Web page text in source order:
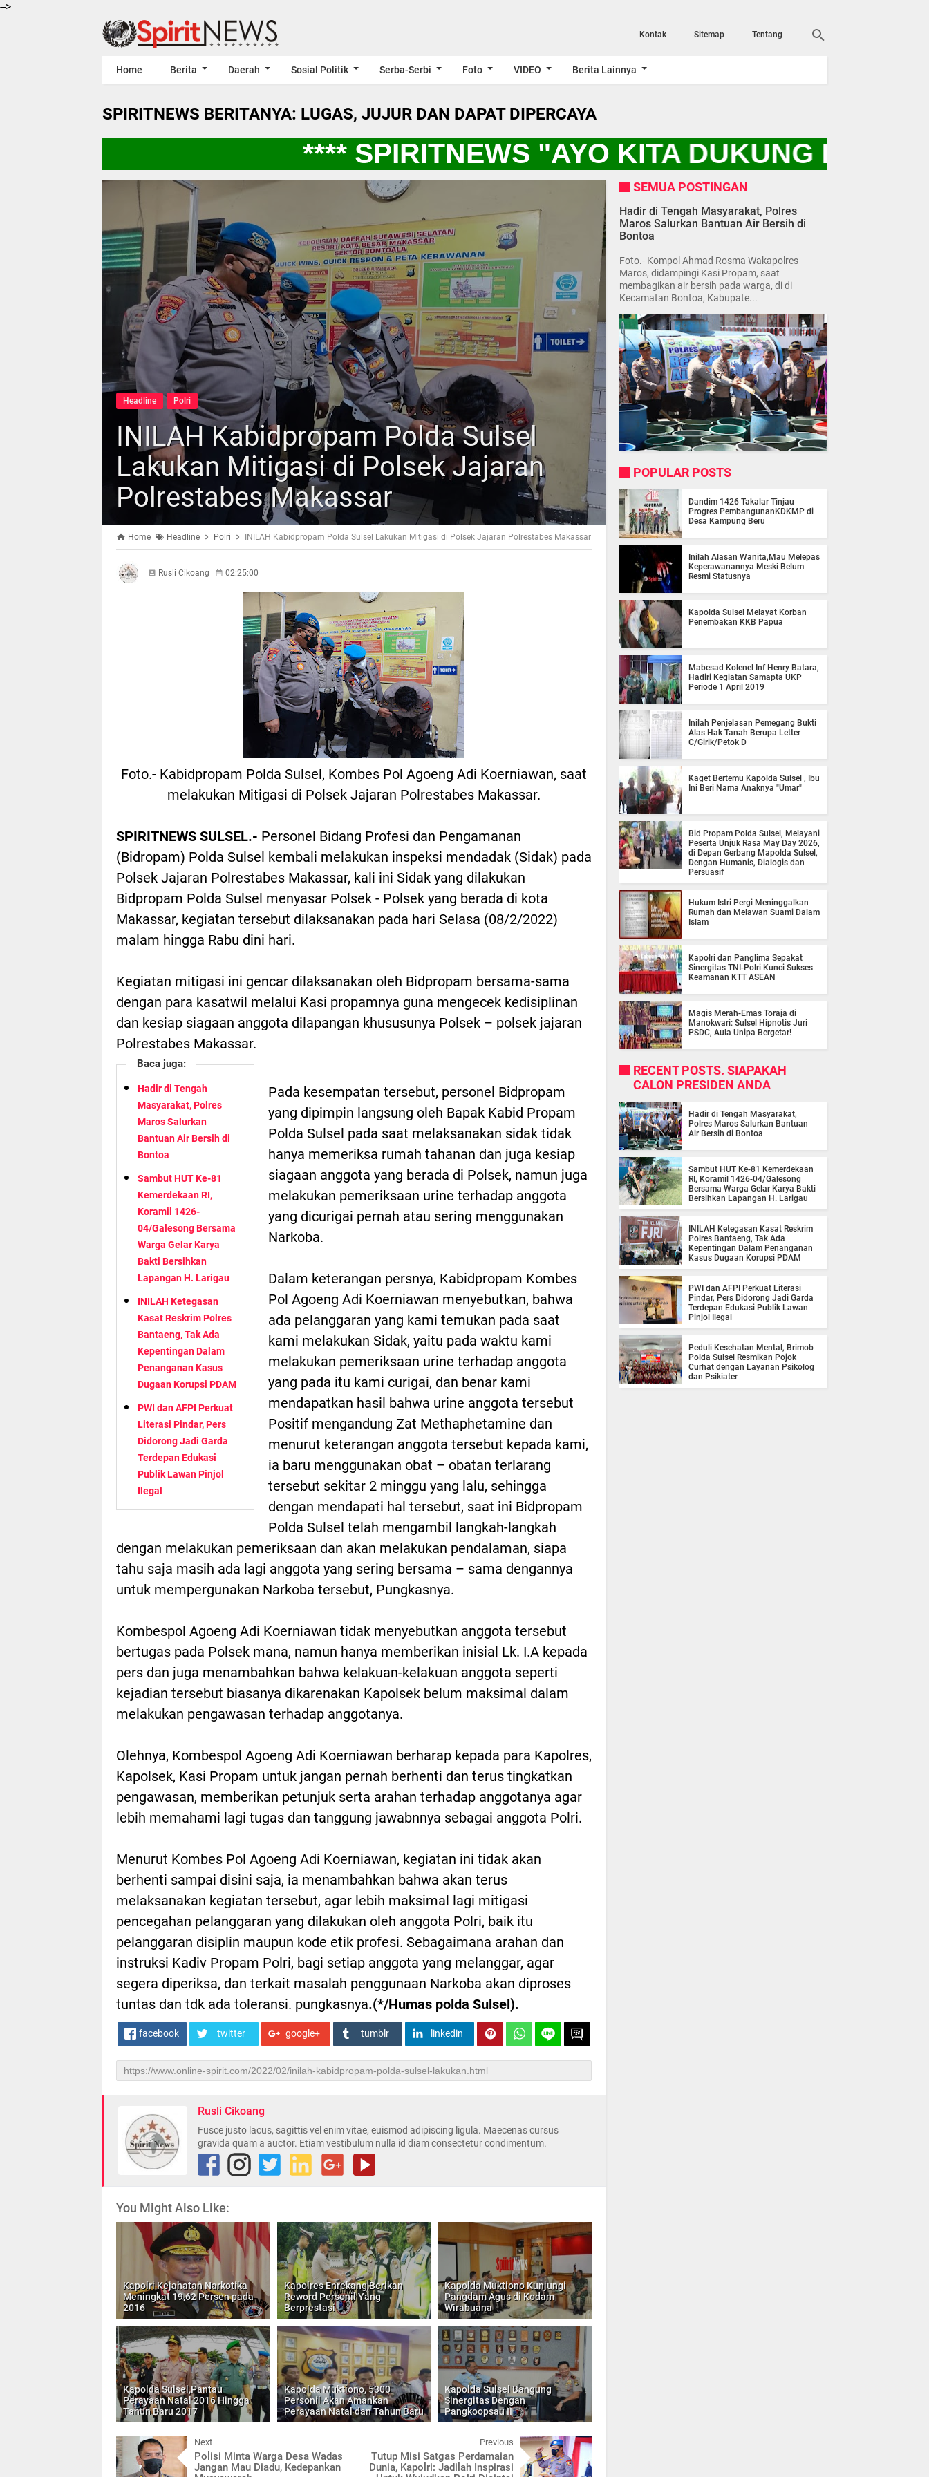
-->
Kontak Sitemap Tentang
Home Berita Daerah Sosial Politik Serba-Serbi Foto VIDEO Berita Lainnya
SPIRITNEWS BERITANYA: LUGAS, JUJUR DAN DAPAT DIPERCAYA
**** SPIRITNEWS "AYO KITA DUKUNG
Headline Polri
INILAH Kabidpropam Polda Sulsel
Lakukan Mitigasi di Polsek Jajaran
Polrestabes Makassar
Home Headline Polri INILAH Kabidpropam Polda Sulsel Lakukan Mitigasi di Polsek Jajaran Polrestabes Makassar
Rusli Cikoang 02:25:00
Foto.- Kabidpropam Polda Sulsel, Kombes Pol Agoeng Adi Koerniawan, saat
melakukan Mitigasi di Polsek Jajaran Polrestabes Makassar.
SPIRITNEWS SULSEL.- Personel Bidang Profesi dan Pengamanan
(Bidropam) Polda Sulsel kembali melakukan inspeksi mendadak (Sidak) pada
Polsek Jajaran Polrestabes Makassar, kali ini Sidak yang dilakukan
Bidpropam Polda Sulsel menyasar Polsek - Polsek yang berada di kota
Makassar, kegiatan tersebut dilaksanakan pada hari Selasa (08/2/2022)
malam hingga Rabu dini hari.
Kegiatan mitigasi ini gencar dilaksanakan oleh Bidpropam bersama-sama
dengan para kasatwil melalui Kasi propamnya guna mengecek kedisiplinan
dan kesiap siagaan anggota dilapangan khususunya Polsek – polsek jajaran
Polrestabes Makassar.
Baca juga:
Hadir di Tengah
Masyarakat, Polres
Maros Salurkan
Bantuan Air Bersih di
Bontoa
Sambut HUT Ke-81
Kemerdekaan RI,
Koramil 1426-
04/Galesong Bersama
Warga Gelar Karya
Bakti Bersihkan
Lapangan H. Larigau
INILAH Ketegasan
Kasat Reskrim Polres
Bantaeng, Tak Ada
Kepentingan Dalam
Penanganan Kasus
Dugaan Korupsi PDAM
PWI dan AFPI Perkuat
Literasi Pindar, Pers
Didorong Jadi Garda
Terdepan Edukasi
Publik Lawan Pinjol
Ilegal
Pada kesempatan tersebut, personel Bidpropam
yang dipimpin langsung oleh Bapak Kabid Propam
Polda Sulsel pada saat melaksanakan sidak tidak
hanya memeriksa rumah tahanan dan juga kesiap
siagaan anggota yang berada di Polsek, namun juga
melakukan pemeriksaan urine terhadap anggota
yang dicurigai pernah atau sering menggunakan
Narkoba.
Dalam keterangan persnya, Kabidpropam Kombes
Pol Agoeng Adi Koerniawan menyebutkan, bahwa
ada pelanggaran yang kami temukan pada saat
kami melakukan Sidak, yaitu pada waktu kami
melakukan pemeriksaan urine terhadap anggota
yang pada itu kami curigai, dan benar kami
mendapatkan hasil bahwa urine anggota tersebut
Positif mengandung Zat Methaphetamine dan
menurut keterangan anggota tersebut kepada kami,
ia baru menggunakan obat – obatan terlarang
tersebut sekitar 2 minggu yang lalu, sehingga
dengan mendapati hal tersebut, saat ini Bidpropam
Polda Sulsel telah mengambil langkah-langkah
dengan melakukan pemeriksaan dan akan melakukan pendalaman, siapa
tahu saja masih ada lagi anggota yang sering bersama – sama dengannya
untuk mempergunakan Narkoba tersebut, Pungkasnya.
Kombespol Agoeng Adi Koerniawan tidak menyebutkan anggota tersebut
bertugas pada Polsek mana, namun hanya memberikan inisial Lk. I.A kepada
pers dan juga menambahkan bahwa kelakuan-kelakuan anggota seperti
kejadian tersebut biasanya dikarenakan Kapolsek belum maksimal dalam
melakukan pengawasan terhadap anggotanya.
Olehnya, Kombespol Agoeng Adi Koerniawan berharap kepada para Kapolres,
Kapolsek, Kasi Propam untuk jangan pernah berhenti dan terus tingkatkan
pengawasan, memberikan petunjuk serta arahan terhadap anggotanya agar
lebih memahami lagi tugas dan tanggung jawabnnya sebagai anggota Polri.
Menurut Kombes Pol Agoeng Adi Koerniawan, kegiatan ini tidak akan
berhenti sampai disini saja, ia menambahkan bahwa akan terus
melaksanakan kegiatan tersebut, agar lebih maksimal lagi mitigasi
pencegahan pelanggaran yang dilakukan oleh anggota Polri, baik itu
pelanggaran disiplin maupun kode etik profesi. Sebagaimana arahan dan
instruksi Kadiv Propam Polri, bagi setiap anggota yang melanggar, agar
segera diperiksa, dan terkait masalah penggunaan Narkoba akan diproses
tuntas dan tdk ada toleransi. pungkasnya.(*/Humas polda Sulsel).
facebook twitter google+ tumblr linkedin
Rusli Cikoang
Fusce justo lacus, sagittis vel enim vitae, euismod adipiscing ligula. Maecenas cursus
gravida quam a auctor. Etiam vestibulum nulla id diam consectetur condimentum.
You Might Also Like:
Kapolri,Kejahatan Narkotika
Meningkat 19,62 Persen pada
2016
Kapolres Enrekang,Berikan
Reword Personil Yang
Berprestasi
Kapolda Muktiono Kunjungi
Pangdam Agus di Kodam
Wirabuana
Kapolda Sulsel,Pantau
Perayaan Natal 2016 Hingga
Tahun Baru 2017
Kapolda Muktiono, 5300
Personil Akan Amankan
Perayaan Natal dan Tahun Baru
Kapolda Sulsel Bangung
Sinergitas Dengan
Pangkoopsau II
Next
Polisi Minta Warga Desa Wadas
Jangan Mau Diadu, Kedepankan
Previous
Tutup Misi Satgas Perdamaian
Dunia, Kapolri: Jadilah Inspirasi
SEMUA POSTINGAN
Hadir di Tengah Masyarakat, Polres
Maros Salurkan Bantuan Air Bersih di
Bontoa
Foto.- Kompol Ahmad Rosma Wakapolres
Maros, didampingi Kasi Propam, saat
membagikan air bersih pada warga, di di
Kecamatan Bontoa, Kabupate...
POPULAR POSTS
Dandim 1426 Takalar Tinjau
Progres PembangunanKDKMP di
Desa Kampung Beru
Inilah Alasan Wanita,Mau Melepas
Keperawanannya Meski Belum
Resmi Statusnya
Kapolda Sulsel Melayat Korban
Penembakan KKB Papua
Mabesad Kolenel Inf Henry Batara,
Hadiri Kegiatan Samapta UKP
Periode 1 April 2019
Inilah Penjelasan Pemegang Bukti
Alas Hak Tanah Berupa Letter
C/Girik/Petok D
Kaget Bertemu Kapolda Sulsel , Ibu
Ini Beri Nama Anaknya "Umar"
Bid Propam Polda Sulsel, Melayani
Peserta Unjuk Rasa May Day 2026,
di Depan Gerbang Mapolda Sulsel,
Dengan Humanis, Dialogis dan
Persuasif
Hukum Istri Pergi Meninggalkan
Rumah dan Melawan Suami Dalam
Islam
Kapolri dan Panglima Sepakat
Sinergitas TNI-Polri Kunci Sukses
Keamanan KTT ASEAN
Magis Merah-Emas Toraja di
Manokwari: Sulsel Hipnotis Juri
PSDC, Aula Unipa Bergetar!
RECENT POSTS. SIAPAKAH
CALON PRESIDEN ANDA
Hadir di Tengah Masyarakat,
Polres Maros Salurkan Bantuan
Air Bersih di Bontoa
Sambut HUT Ke-81 Kemerdekaan
RI, Koramil 1426-04/Galesong
Bersama Warga Gelar Karya Bakti
Bersihkan Lapangan H. Larigau
INILAH Ketegasan Kasat Reskrim
Polres Bantaeng, Tak Ada
Kepentingan Dalam Penanganan
Kasus Dugaan Korupsi PDAM
PWI dan AFPI Perkuat Literasi
Pindar, Pers Didorong Jadi Garda
Terdepan Edukasi Publik Lawan
Pinjol Ilegal
Peduli Kesehatan Mental, Brimob
Polda Sulsel Resmikan Pojok
Curhat dengan Layanan Psikolog
dan Psikiater